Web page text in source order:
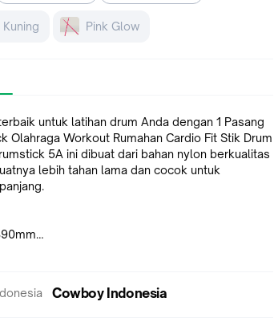
Kuning Pink Glow
untuk latihan drum Anda dengan 1 Pasang
Olahraga Workout Rumahan Cardio Fit Stik Drum
5A ini dibuat dari bahan nylon berkualitas
lebih tahan lama dan cocok untuk
(L*W*H): 141*10*20 MM / 5.55*0.39*0.79
Cowboy Indonesia